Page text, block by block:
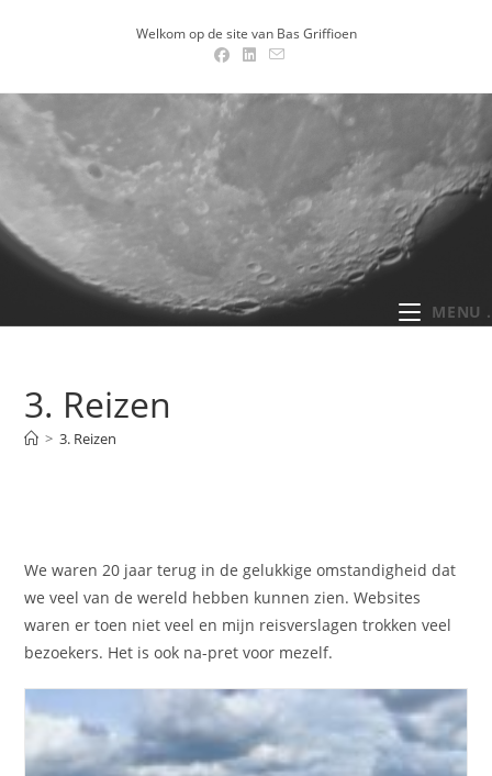
Welkom op de site van Bas Griffioen
MENU .
3. Reizen
> 3. Reizen
We waren 20 jaar terug in de gelukkige omstandigheid dat
we veel van de wereld hebben kunnen zien. Websites
waren er toen niet veel en mijn reisverslagen trokken veel
bezoekers. Het is ook na-pret voor mezelf.